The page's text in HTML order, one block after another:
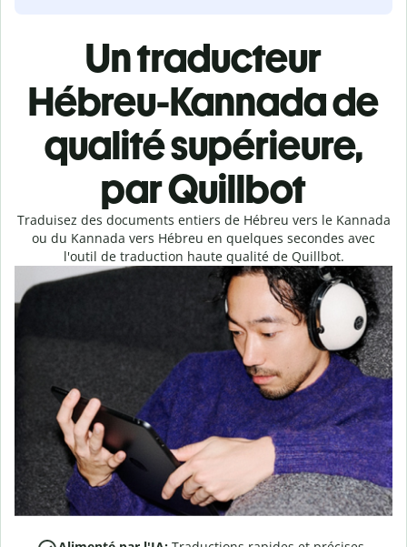
Un traducteur
Hébreu-Kannada de
qualité supérieure,
par Quillbot
Traduisez des documents entiers de Hébreu vers le Kannada
ou du Kannada vers Hébreu en quelques secondes avec
l'outil de traduction haute qualité de Quillbot.